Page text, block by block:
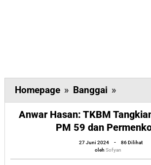
Homepage » Banggai »
Hasan:
TKBM
Lahir
dari
Anwar Hasan: TKBM
PM 59 dan
27 Juni 2024
oleh
Sofyan
-
86 Dilihat
oleh Sofyan